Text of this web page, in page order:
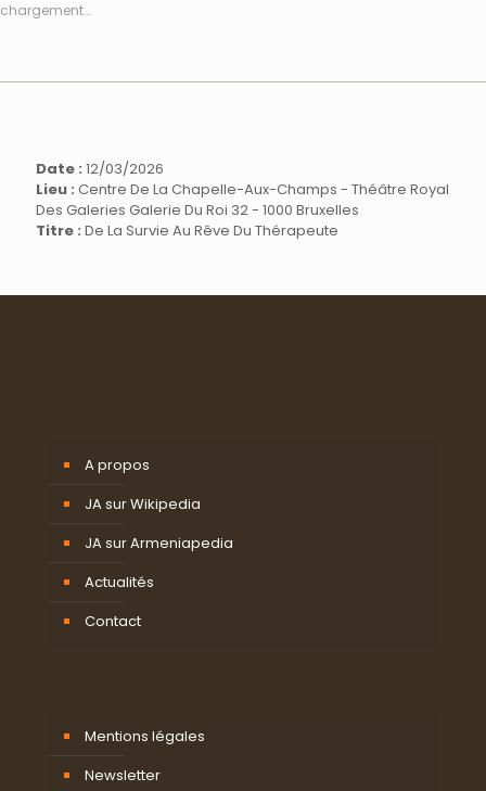
chargement…
Date : 12/03/2026
Lieu : Centre De La Chapelle-Aux-Champs - Théâtre Royal
Des Galeries Galerie Du Roi 32 - 1000 Bruxelles
Titre : De La Survie Au Rêve Du Thérapeute
A propos
JA sur Wikipedia
JA sur Armeniapedia
Actualités
Contact
Mentions légales
Newsletter